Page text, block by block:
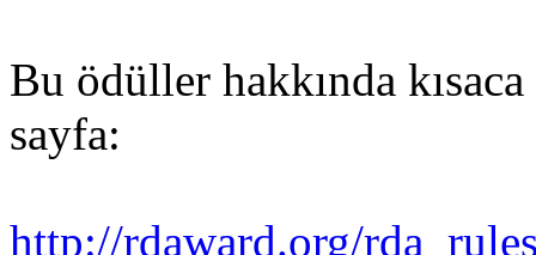
Bu ödüller hakkında
sayfa:
http://rdaward.org/